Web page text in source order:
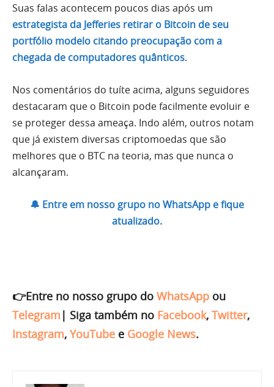
Suas falas acontecem poucos dias após um
estrategista da Jefferies retirar o Bitcoin de seu
portfólio modelo citando preocupação com a
chegada de computadores quânticos.
Nos comentários do tuíte acima, alguns seguidores
destacaram que o Bitcoin pode facilmente evoluir e
se proteger dessa ameaça. Indo além, outros notam
que já existem diversas criptomoedas que são
melhores que o BTC na teoria, mas que nunca o
alcançaram.
🔔 Entre em nosso grupo no WhatsApp e fique
atualizado.
👉Entre no nosso grupo do WhatsApp ou
Telegram | Siga também no Facebook, Twitter,
Instagram, YouTube e Google News.